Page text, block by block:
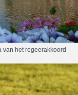
van het regeerakkoord